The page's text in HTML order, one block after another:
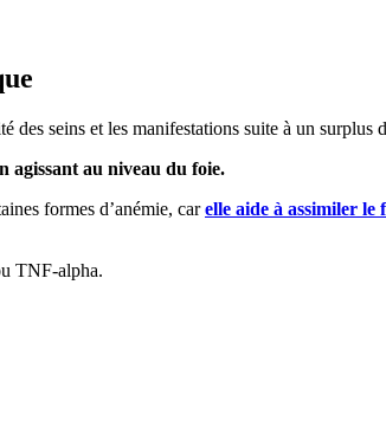
des seins et les manifestations suite à un surplus
agissant au niveau du foie.
formes d’anémie, carelle aide à assimiler le
TNF-alpha.